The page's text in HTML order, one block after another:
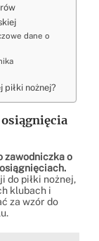
dane o
piłki nożnej?
zawodniczka o
do piłki nożnej,
klubach i
za wzór do